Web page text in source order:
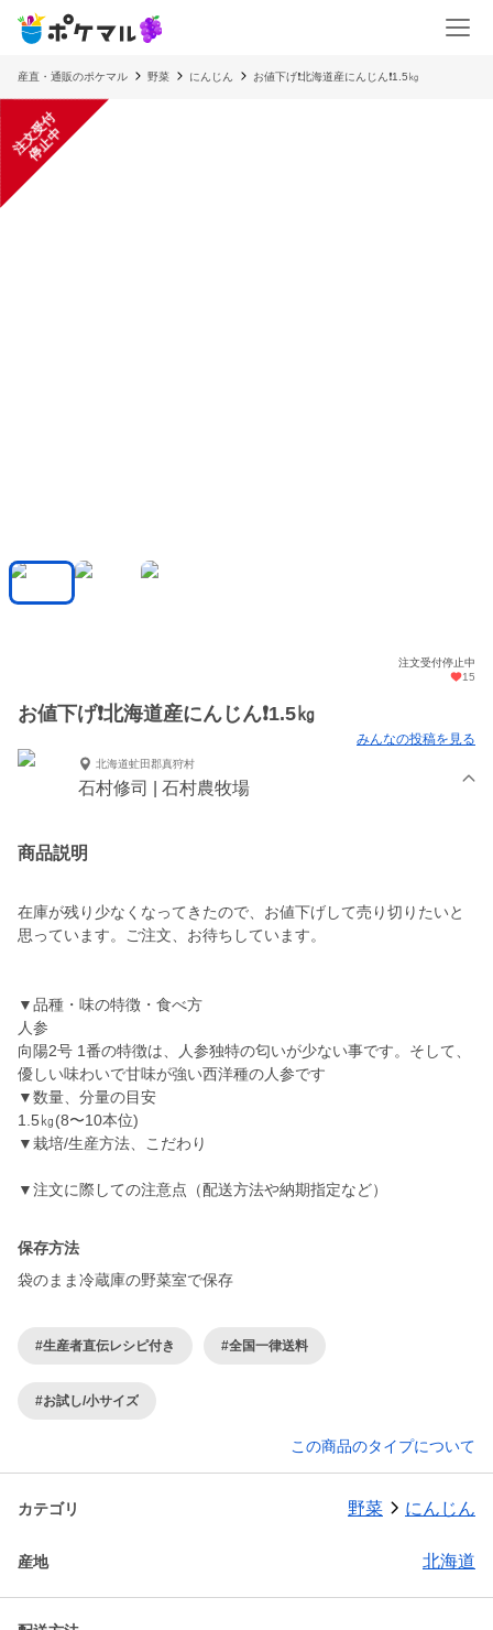
産直・通販のポケマル 野菜 にんじん お値下げ❗北海道産にんじん❗1.5㎏
注
文
受
付
停
止
中
注文受付停止中
15
お値下げ❗北海道産にんじん❗1.5㎏
みんなの投稿を見る
北海道虻田郡真狩村
石村修司 | 石村農牧場
商品説明
在庫が残り少なくなってきたので、お値下げして売り切りたいと
思っています。ご注文、お待ちしています。
▼品種・味の特徴・食べ方
人参
向陽2号 1番の特徴は、人参独特の匂いが少ない事です。そして、
優しい味わいで甘味が強い西洋種の人参です
▼数量、分量の目安
1.5㎏(8〜10本位)
▼栽培/生産方法、こだわり
▼注文に際しての注意点（配送方法や納期指定など）
保存方法
袋のまま冷蔵庫の野菜室で保存
#生産者直伝レシピ付き #全国一律送料
#お試し/小サイズ
この商品のタイプについて
カテゴリ 野菜 にんじん
産地 北海道